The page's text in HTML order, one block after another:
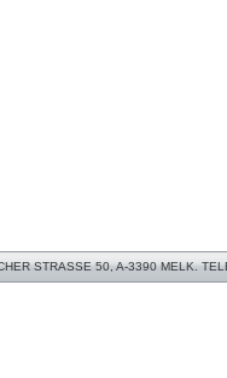
STRASSE 50, A-3390 MELK.